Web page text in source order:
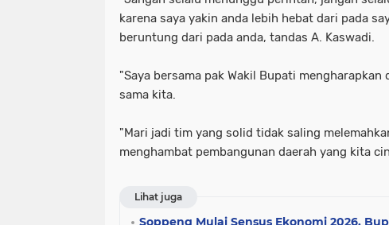
karena saya yakin anda lebih hebat dari pada
beruntung dari pada anda, tandas A. Kaswadi.
"Saya bersama pak Wakil Bupati mengharapkan
sama kita.
"Mari jadi tim yang solid tidak saling
menghambat pembangunan daerah yang kita
Lihat juga
Soppeng Mulai Sensus Ekonomi 2026,